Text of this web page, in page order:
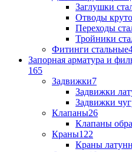
Заглушки
Отводы
Переходы
Тройники
Фитинги стальные
Запорная арматура и
165
Задвижки7
Задвижки
Задвижки
Клапаны26
Клапаны
Краны122
Краны